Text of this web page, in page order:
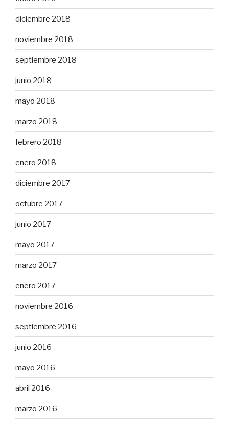
diciembre 2018
noviembre 2018
septiembre 2018
junio 2018
mayo 2018
marzo 2018
febrero 2018
enero 2018
diciembre 2017
octubre 2017
junio 2017
mayo 2017
marzo 2017
enero 2017
noviembre 2016
septiembre 2016
junio 2016
mayo 2016
abril 2016
marzo 2016